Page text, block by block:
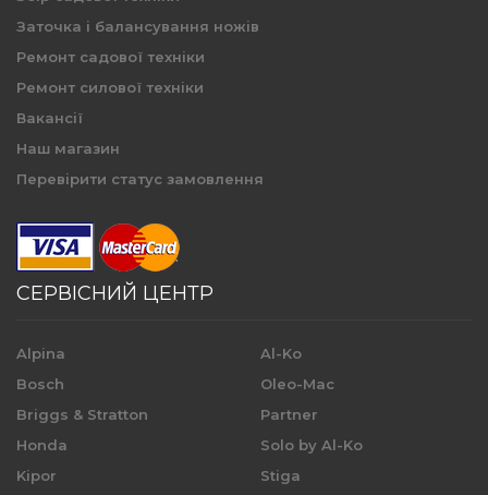
Заточка і балансування ножів
Ремонт садової техніки
Ремонт силової техніки
Вакансії
Наш магазин
Перевірити статус замовлення
СЕРВІСНИЙ ЦЕНТР
Alpina
Bosch
Briggs & Stratton
Honda
Kipor
Al-Ko
Oleo-Mac
Partner
Solo by Al-Ko
Stiga